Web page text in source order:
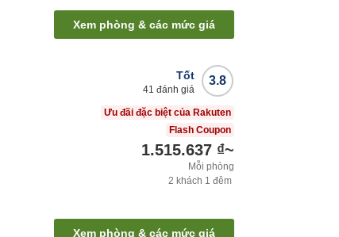
Xem phòng & các mức giá
3.8
Tốt
41 đánh giá
Ưu đãi đặc biệt của Rakuten
Flash Coupon
1.515.637 ₫~
Mỗi phòng
2 khách 1 đêm
Xem phòng & các mức giá